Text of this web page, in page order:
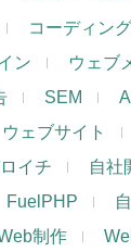
コーディング
ン
ウェブ
SEM
ウェブサイト
イチ
自社
FuelPHP
制作